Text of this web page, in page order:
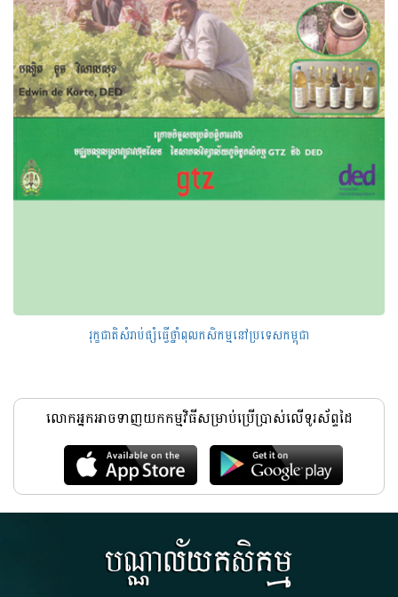
រុក្ខជាតិសំរាប់ផ្សំធ្វើថ្នាំពុលកសិកម្មនៅប្រទេសកម្ពុជា
លោកអ្នកអាចទាញយកកម្មវិធីសម្រាប់ប្រើប្រាស់លើទូរស័ព្ទដៃ